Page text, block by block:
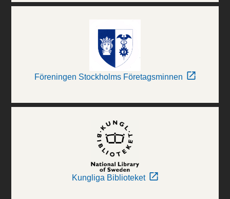
Föreningen Stockholms Företagsminnen
Kungliga Biblioteket